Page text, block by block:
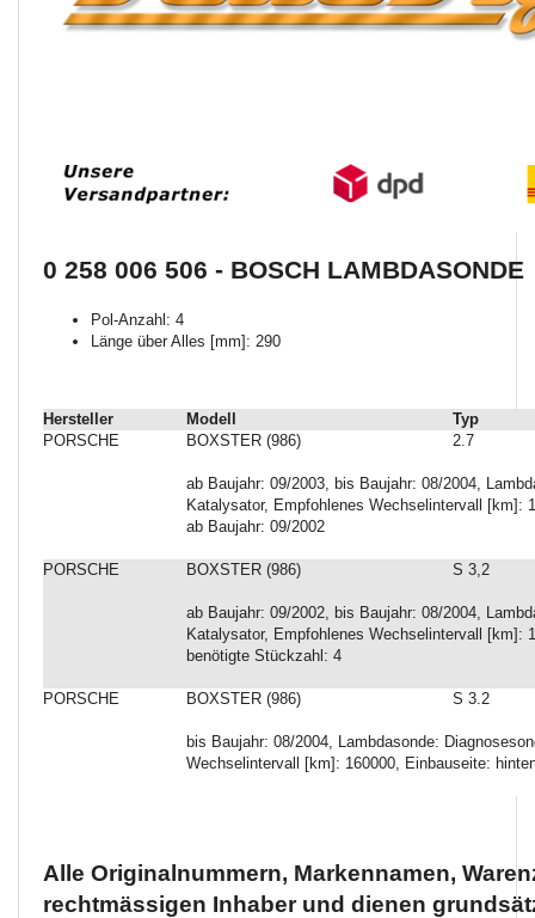
0 258 006 506 - BOSCH LAMBDASONDE
Pol-Anzahl: 4
Länge über Alles [mm]: 290
Hersteller Modell
Typ
PORSCHE
BOXSTER (986) 2.7
ab Baujahr: 09/2003, bis Baujahr: 08/2004,
Katalysator, Empfohlenes Wechselintervall [km]:
ab Baujahr: 09/2002
PORSCHE BOXSTER (986) S 3,2
ab Baujahr: 09/2002, bis Baujahr: 08/2004,
Katalysator, Empfohlenes Wechselintervall [km]:
benötigte Stückzahl: 4
PORSCHE BOXSTER (986) S 3.2
bis Baujahr: 08/2004, Lambdasonde:
Wechselintervall [km]: 160000, Einbauseite:
Alle Originalnummern, Markennamen,
rechtmässigen Inhaber und dienen